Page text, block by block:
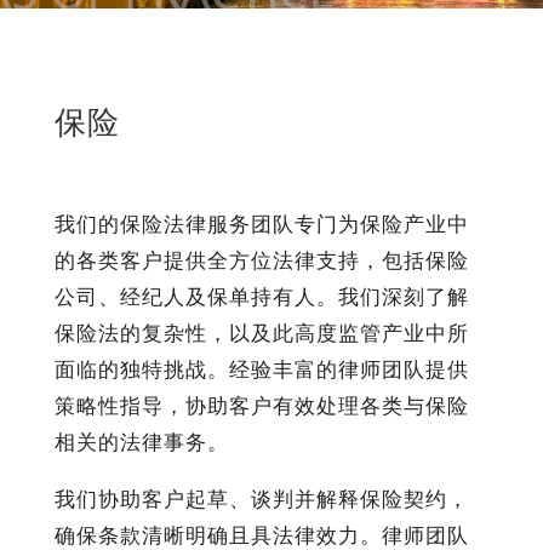
保险
我们的保险法律服务团队专门为保险产业中
的各类客户提供全方位法律支持，包括保险
公司、经纪人及保单持有人。我们深刻了解
保险法的复杂性，以及此高度监管产业中所
面临的独特挑战。经验丰富的律师团队提供
策略性指导，协助客户有效处理各类与保险
相关的法律事务。
我们协助客户起草、谈判并解释保险契约，
确保条款清晰明确且具法律效力。律师团队